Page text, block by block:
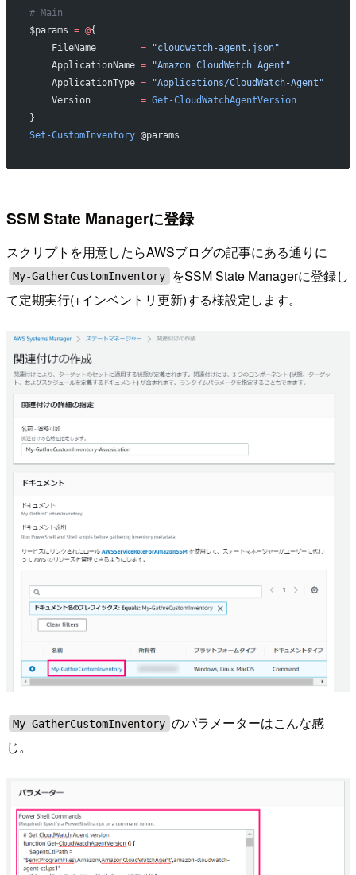
# Main
$params = @{
    FileName
= "cloudwatch-agent.json"
    ApplicationName
= "Amazon CloudWatch Agent"
    ApplicationType
= "Applications/CloudWatch-Agent"
    Version
= Get-CloudWatchAgentVersion
}
Set-CustomInventory @params
SSM State Managerに登録
スクリプトを用意したらAWSブログの記事にある通りに
My-GatherCustomInventory
をSSM State Managerに登録し
て定期実行(+インベントリ更新)する様設定します。
My-GatherCustomInventory のパラメーターはこんな感
じ。